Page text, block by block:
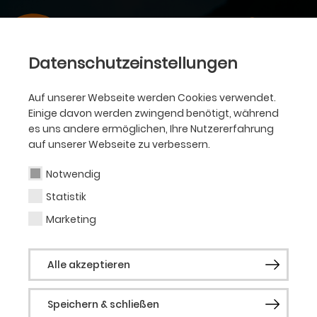
Datenschutzeinstellungen
Auf unserer Webseite werden Cookies verwendet.
Einige davon werden zwingend benötigt, während
es uns andere ermöglichen, Ihre Nutzererfahrung
auf unserer Webseite zu verbessern.
Notwendig
Statistik
Marketing
Alle akzeptieren
Speichern & schließen